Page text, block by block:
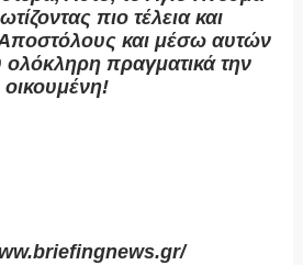
πιο τέλεια και
Αποστόλους και μέσω αυτών
ολόκληρη πραγματικά την
οικουμένη!